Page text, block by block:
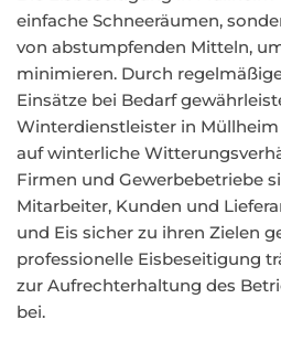
einfache Schneeräumen,
von abstumpfenden Mitteln,
minimieren. Durch
Einsätze bei Bedarf
Winterdienstleister in
auf winterliche
Firmen und Gewerbebetriebe
Mitarbeiter, Kunden und
und Eis sicher zu ihren Zielen
professionelle Eisbeseitigung
zur Aufrechterhaltung des
bei.